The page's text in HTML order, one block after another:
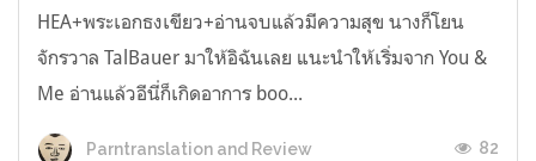
HEA+พระเอกธงเขียว+อ่านจบแล้วมีความสุข นางก็โยน
จักรวาล TalBauer มาให้อิฉันเลย แนะนำให้เริ่มจาก You &
Me อ่านแล้วอีนี่ก็เกิดอาการ boo...
Parntranslation and Review 82